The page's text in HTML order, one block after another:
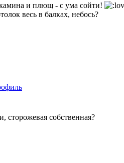
и плющ - с ума сойти!
весь в балках, небось?
сторожевая собственная?